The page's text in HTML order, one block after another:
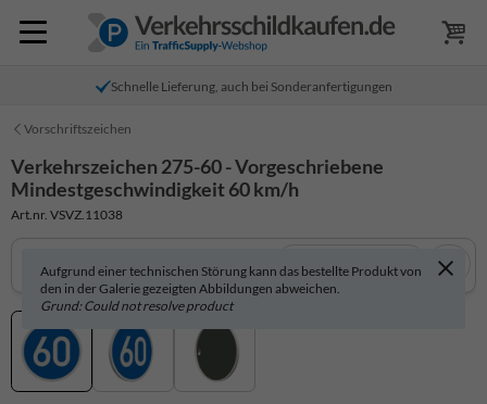
Schnelle Lieferung, auch bei Sonderanfertigungen
Vorschriftszeichen
Verkehrszeichen 275-60 - Vorgeschriebene
Mindestgeschwindigkeit 60 km/h
Art.nr. VSVZ.11038
Aufgrund einer technischen Störung kann das bestellte Produkt von
den in der Galerie gezeigten Abbildungen abweichen.
Grund: Could not resolve product
In 3D anzeigen